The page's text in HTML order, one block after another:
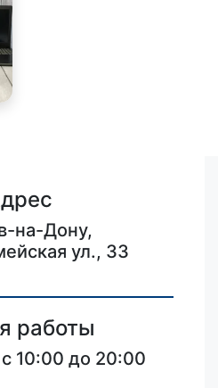
на-Дону,
ул., 33
работы
10:00 до 20:00